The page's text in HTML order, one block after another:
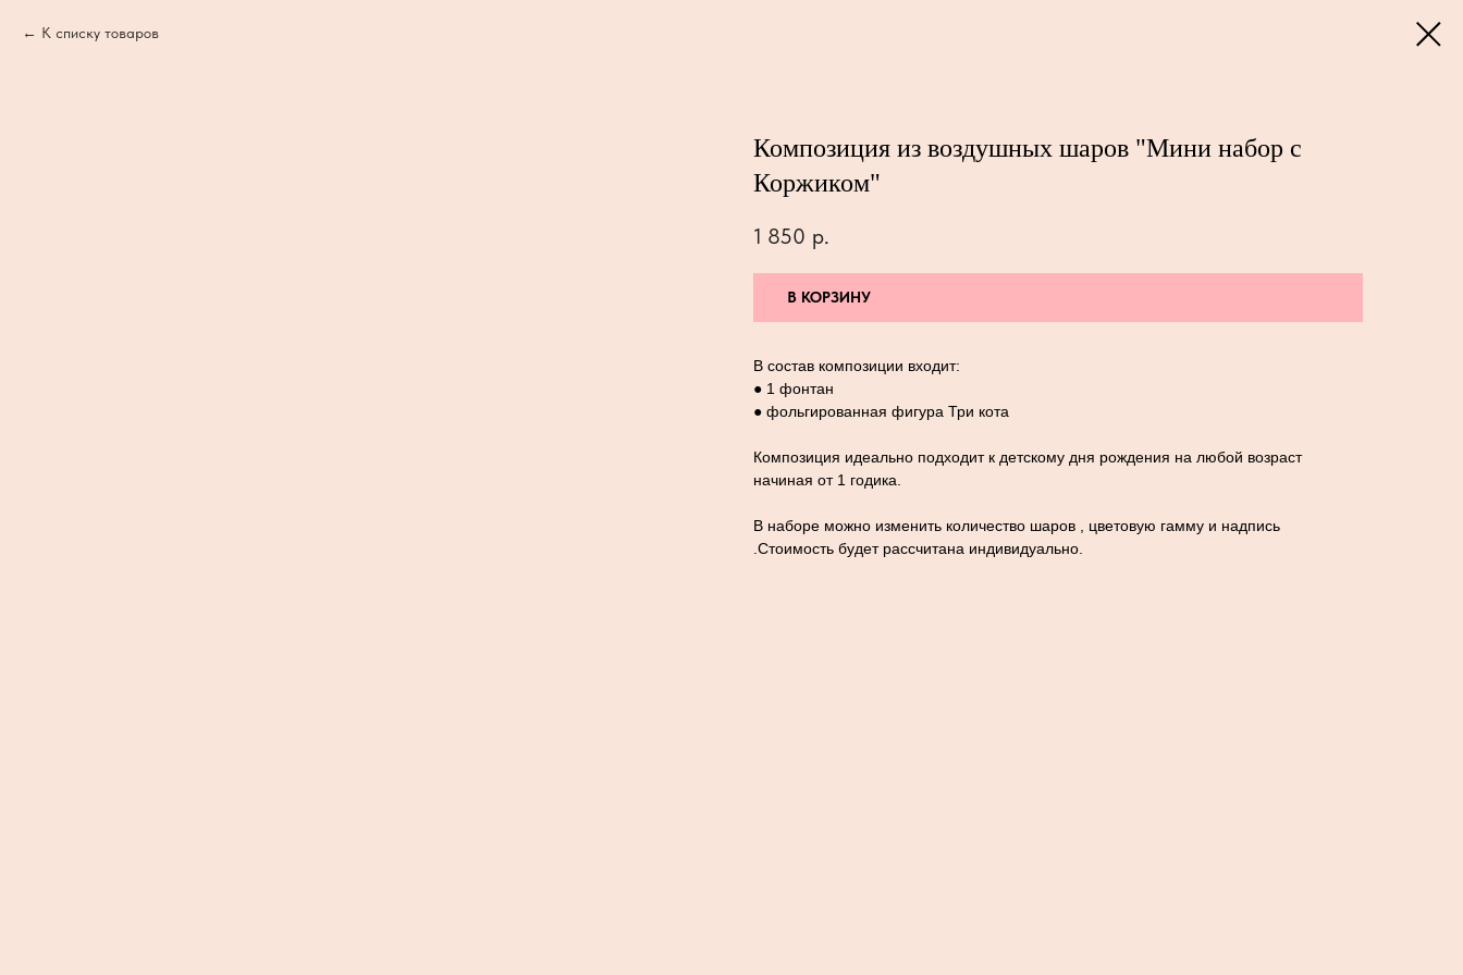
К списку товаров
Композиция из воздушных шаров "Мини набор с
Коржиком"
1 850 р.
В КОРЗИНУ
В состав композиции входит:
● 1 фонтан
● фольгированная фигура Три кота
Композиция идеально подходит к детскому дня рождения на любой возраст
начиная от 1 годика.
В наборе можно изменить количество шаров , цветовую гамму и надпись
.Стоимость будет рассчитана индивидуально.